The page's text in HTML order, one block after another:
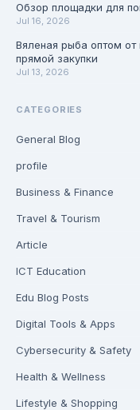
Обзор площадки для
Jul 16, 2026
Вяленая рыба оптом
прямой закупки
Jul 13, 2026
CATEGORIES
General Blog
profile
Business & Finance
Travel & Tourism
Article
ICT Education
Edu Blog Posts
Digital Tools & Apps
Cybersecurity & Safety
Health & Wellness
Lifestyle & Shopping